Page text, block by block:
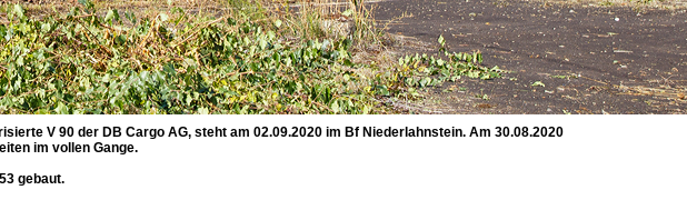
V 90 der DB Cargo AG, steht am 02.09.2020 im Bf Niederlahnstein. Am 30.08.2020
im vollen Gange.
gebaut.